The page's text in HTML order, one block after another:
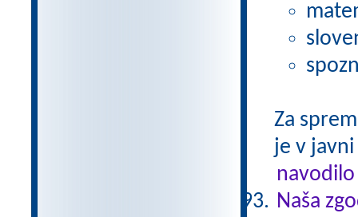
Za
je v
navodilo
Naša